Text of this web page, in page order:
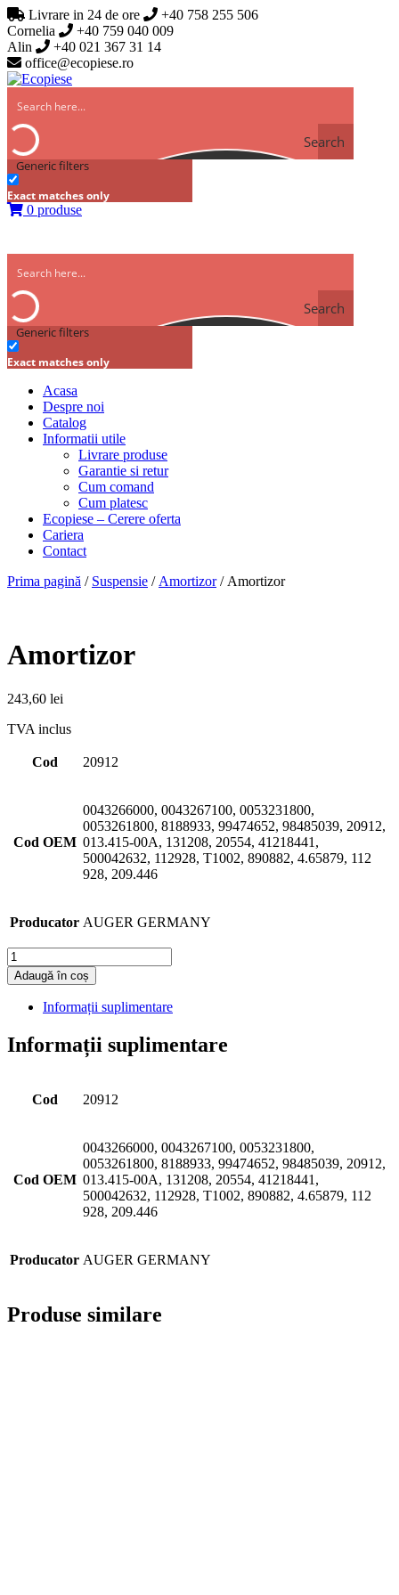
Livrare in 24 de ore
+40 758 255 506
Cornelia
+40 759 040 009
Alin
+40 021 367 31 14
office@ecopiese.ro
Search
Generic filters
Exact matches only
0 produse
Search
Generic filters
Exact matches only
Acasa
Despre noi
Catalog
Informatii utile
Livrare produse
Garantie si retur
Cum comand
Cum platesc
Ecopiese – Cerere oferta
Cariera
Contact
Prima pagină / Suspensie / Amortizor/ Amortizor
Amortizor
243,60 lei
TVA inclus
Cod 20912
Cod OEM
0043266000, 0043267100, 0053231800,
0053261800, 8188933, 99474652, 98485039, 20912,
013.415-00A, 131208, 20554, 41218441,
500042632, 112928, T1002, 890882, 4.65879, 112
928, 209.446
Producator AUGER GERMANY
Cantitate
Adaugă în coș
Informații suplimentare
Informații suplimentare
Cod 20912
Cod OEM
0043266000, 0043267100, 0053231800,
0053261800, 8188933, 99474652, 98485039, 20912,
013.415-00A, 131208, 20554, 41218441,
500042632, 112928, T1002, 890882, 4.65879, 112
928, 209.446
Producator AUGER GERMANY
Produse similare